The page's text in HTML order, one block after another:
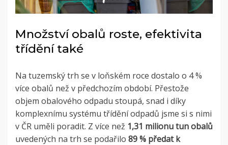
Množství obalů roste, efektivita
třídění také
Na tuzemský trh se v loňském roce dostalo o 4 %
více obalů než v předchozím období. Přestože
objem obalového odpadu stoupá, snad i díky
komplexnímu systému třídění odpadů jsme si s nimi
v ČR uměli poradit. Z více než 1,31 milionu tun obalů
uvedených na trh se podařilo 89 % předat k